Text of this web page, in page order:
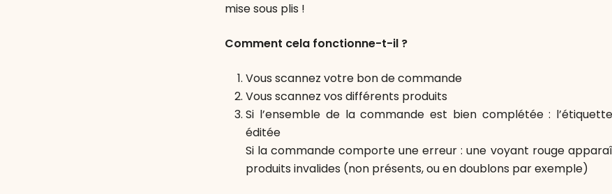
mise sous plis !
Comment cela fonctionne-t-il ?
Vous scannez votre bon de commande
Vous scannez vos différents produits
Si l’ensemble de la commande est bien complétée :
éditée
Si la commande comporte une erreur : une voyant rouge
produits invalides (non présents, ou en doublons par exemple)